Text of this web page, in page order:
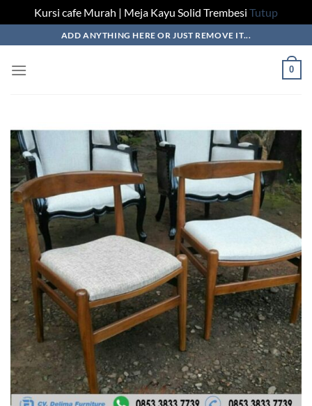
Kursi cafe Murah | Meja Kayu Solid Trembesi Tutup
to
content
ADD ANYTHING HERE OR JUST REMOVE IT...
0